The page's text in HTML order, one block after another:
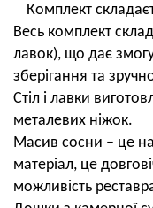
Комплект
Весь комплект
лавок), що дає
зберігання та
Стіл і лавки
металевих ніжок.
Масив сосни – це
матеріал, це
можливість